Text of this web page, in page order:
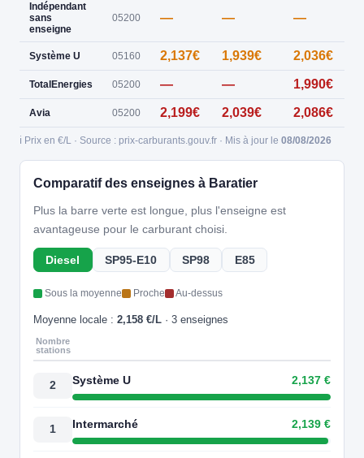
Indépendant
sans
enseigne
05200 — — —
Système U 05160 2,137€ 1,939€ 2,036€
TotalEnergies 05200 — — 1,990€
Avia 05200 2,199€ 2,039€ 2,086€
ℹ️ Prix en €/L · Source : prix-carburants.gouv.fr · Mis à jour le 08/08/2026
Comparatif des enseignes à Baratier
Plus la barre verte est longue, plus l'enseigne est
avantageuse pour le carburant choisi.
Diesel SP95-E10 SP98 E85
Sous la moyenne Proche Au-dessus
Moyenne locale : 2,158 €/L · 3 enseignes
Nombre
stations
2 Système U 2,137 €
1 Intermarché 2,139 €